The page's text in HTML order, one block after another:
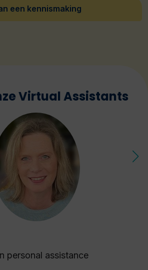
een kennismaking
Virtual Assistants
personal assistance